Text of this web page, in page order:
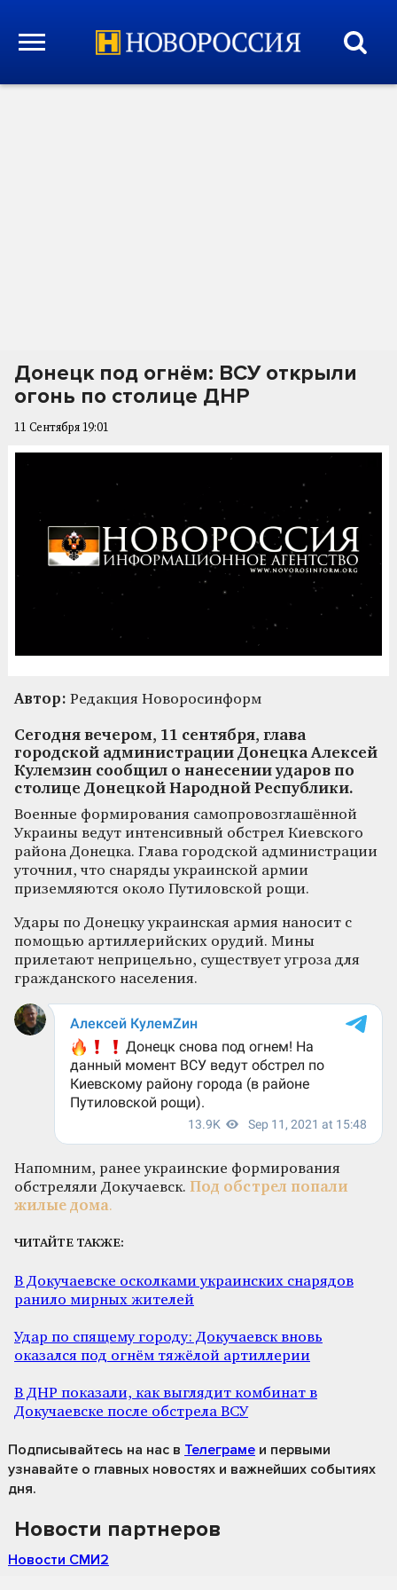
Донецк под огнём: ВСУ открыли
огонь по столице ДНР
11 Сентября 19:01
Автор: Редакция Новоросинформ
Сегодня вечером, 11 сентября, глава
городской администрации Донецка Алексей
Кулемзин сообщил о нанесении ударов по
столице Донецкой Народной Республики.
Военные формирования самопровозглашённой
Украины ведут интенсивный обстрел Киевского
района Донецка. Глава городской администрации
уточнил, что снаряды украинской армии
приземляются около Путиловской рощи.
Удары по Донецку украинская армия наносит с
помощью артиллерийских орудий. Мины
прилетают неприцельно, существует угроза для
гражданского населения.
Напомним, ранее украинские формирования
обстреляли Докучаевск. Под обстрел попали
жилые дома.
ЧИТАЙТЕ ТАКЖЕ:
В Докучаевске осколками украинских снарядов
ранило мирных жителей
Удар по спящему городу: Докучаевск вновь
оказался под огнём тяжёлой артиллерии
В ДНР показали, как выглядит комбинат в
Докучаевске после обстрела ВСУ
Подписывайтесь на нас в Телеграме и первыми
узнавайте о главных новостях и важнейших событиях
дня.
Новости партнеров
Новости СМИ2